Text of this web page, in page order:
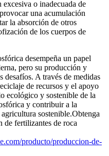
o inadecuada de
una acumulación
la absorción de otros
de los cuerpos de
desempeña un papel
pero su producción y
desafíos. A través de medidas
de recursos y el apoyo
ecológico y sostenible de la
y contribuir a la
sostenible.Obtenga
de fertilizantes de roca
producto/produccion-de-